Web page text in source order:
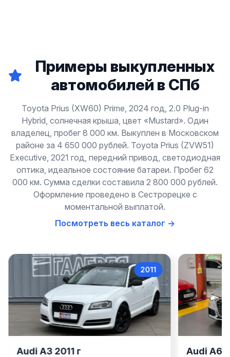
Примеры выкупленных
автомобилей в СПб
Toyota Prius (XW60) Prime, 2024 год, 2.0 Plug-in
Hybrid, солнечная крыша, цвет «Mustard». Один
владелец, пробег 8 000 км. Выкуплен в Московском
районе за 4 650 000 рублей. Toyota Prius (ZVW51)
Executive, 2021 год, передний привод, светодиодная
оптика, идеальное состояние батареи. Пробег 62
000 км. Сумма сделки составила 2 800 000 рублей.
Оформление проведено в Сестрорецке с
моментальной выплатой.
Посмотреть весь каталог →
Audi A3
2011
Audi A3 2011 г Audi A6